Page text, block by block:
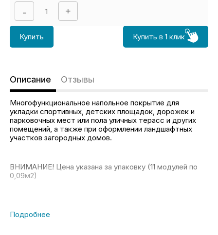
Купить Купить в 1 клик
Описание Отзывы
Многофункциональное напольное покрытие для
укладки спортивных, детских площадок, дорожек и
парковочных мест или пола уличных терасс и других
помещений, а также при оформлении ландшафтных
участков загородных домов.
ВНИМАНИЕ! Цена указана за упаковку (11 модулей по
0,09м2)
Используемый материал – морозоустойчивый